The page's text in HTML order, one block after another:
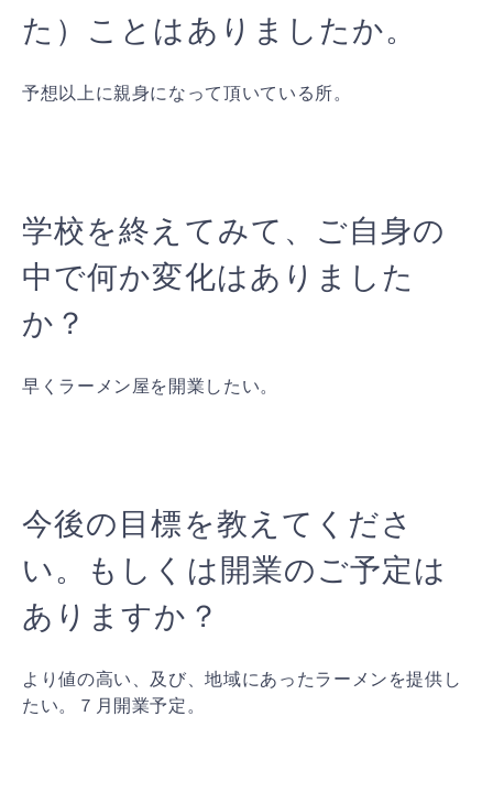
た）ことはありましたか。
予想以上に親身になって頂いている所。
学校を終えてみて、ご自身の
中で何か変化はありました
か？
早くラーメン屋を開業したい。
今後の目標を教えてくださ
い。もしくは開業のご予定は
ありますか？
より値の高い、及び、地域にあったラーメンを提供し
たい。７月開業予定。